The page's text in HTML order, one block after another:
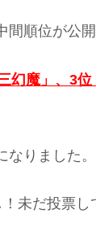
順位が公開
幻魔」、3
なりました
未だ投票し